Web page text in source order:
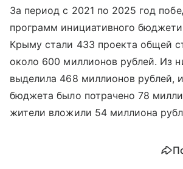
За период с 2021 по 2025 год
программ инициативного
Крыму стали 433 проекта общей
около 600 миллионов рублей. Из
выделила 468 миллионов рублей,
бюджета было потрачено 78
жители вложили 54 миллиона